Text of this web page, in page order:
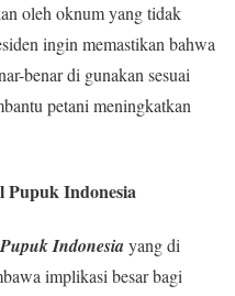
oleh oknum yang tidak
ingin memastikan bahwa
benar di gunakan sesuai
petani meningkatkan
Pupuk Indonesia
Indonesiayang di
implikasi besar bagi